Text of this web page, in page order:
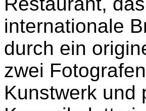
internationale
durch ein
zwei
Kunstwerk und